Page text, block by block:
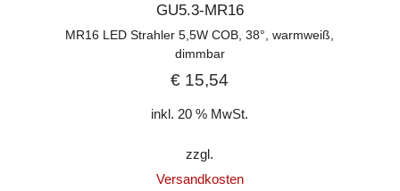
GU5.3-MR16
MR16 LED Strahler 5,5W COB, 38°, warmweiß,
dimmbar
€ 15,54
inkl. 20 % MwSt.
zzgl.
Versandkosten